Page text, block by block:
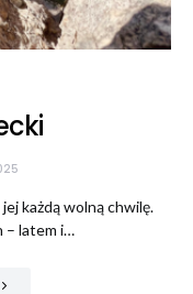
każdą wolną chwilę.
– latem i…